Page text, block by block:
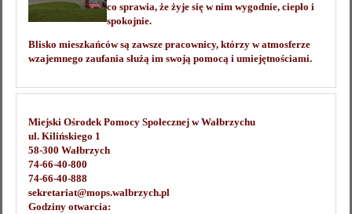
co sprawia, że żyje się w nim wygodnie, ciepło i
spokojnie.
Blisko mieszkańców są zawsze pracownicy, którzy w atmosferze
wzajemnego zaufania służą im swoją pomocą i umiejętnościami.
Miejski Ośrodek Pomocy Społecznej w Wałbrzychu
ul. Kilińskiego 1
58-300 Wałbrzych
74-66-40-800
74-66-40-888
sekretariat@mops.walbrzych.pl
Godziny otwarcia: